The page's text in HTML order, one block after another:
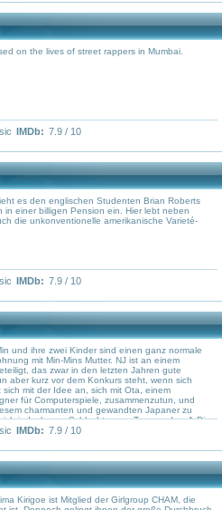
on the lives of street rappers in Mumbai.
IMDb: 7.9 / 10
es den englischen Studenten Brian Roberts
in einer billigen Pension ein. Hier lebt neben
die unkonventionelle amerikanische Varieté-
IMDb: 7.9 / 10
und ihre zwei Kinder sind einen ganz normale
mit Min-Mins Mutter. NJ ist an einem
das zwar in den letzten Jahren gute
aber kurz vor dem Konkurs steht, wenn sich
mit der Idee an, sich mit Ota, einem
für Computerspiele, zusammenzutun, und
charmanten und gewandten Japaner zu
jedoch zum Schlechten am Tag, an dem A-Di,
An diesem Tag erleidet Mi Mis Mutter einen
dem sie nie wieder erwachen wird. Ebenfalls an
Sherry, seiner Jugendliebe, die nun verheiratet ist
mehr gesehen hat ...
IMDb: 7.9 / 10
Kirigoe ist Mitglied der Girlgroup CHAM, die